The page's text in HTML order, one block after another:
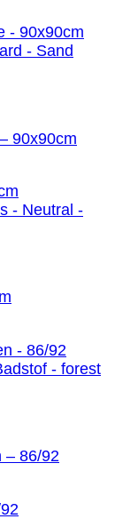
90x90cm
– 86/92